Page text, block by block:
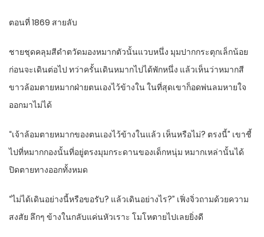
ตอนที่ 1869 สายลับ
ชายชุดคลุมสีดำตวัดมองหมากตัวนั้นแวบหนึ่ง มุมปากกระตุกเล็กน้อย
ก่อนจะเดินต่อไป ทว่าครั้นเดินหมากไปได้พักหนึ่ง แล้วเห็นว่าหมากสี
ขาวล้อมตายหมากฝ่ายตนเองไว้ข้างใน ในที่สุดเขาก็อดพ่นลมหายใจ
ออกมาไม่ได้
“เจ้าล้อมตายหมากของตนเองไว้ข้างในแล้ว เห็นหรือไม่? ตรงนี้” เขาชี้
ไปที่หมากกองนั้นที่อยู่ตรงมุมกระดานของเด็กหนุ่ม หมากเหล่านั้นได้
ปิดตายทางออกทั้งหมด
“ไม่ได้เดินอย่างนี้หรือขอรับ? แล้วเดินอย่างไร?” เฟิ่งจิ่วถามด้วยความ
สงสัย ลึกๆ ข้างในกลับแค่นหัวเราะ โมโหตายไปเลยยิ่งดี